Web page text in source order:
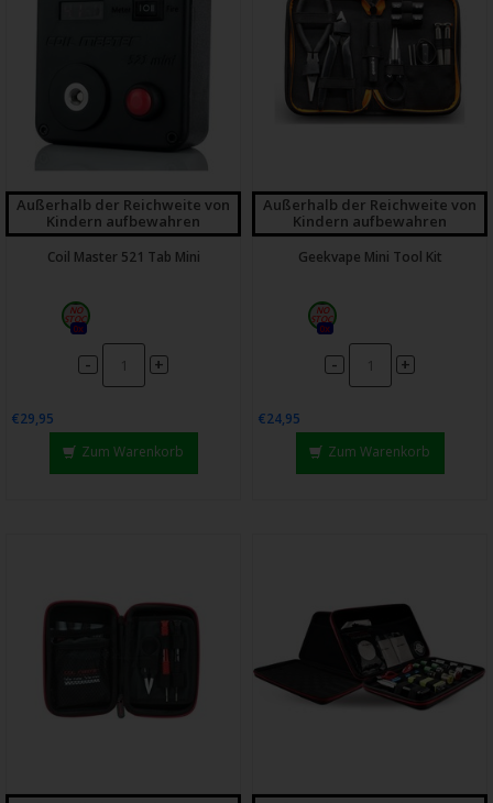
Außerhalb der Reichweite von
Kindern aufbewahren
Coil Master 521 Tab Mini
0x
- +
€29,95
Zum Warenkorb
Außerhalb der Reichweite von
Kindern aufbewahren
Geekvape Mini Tool Kit
0x
- +
€24,95
Zum Warenkorb